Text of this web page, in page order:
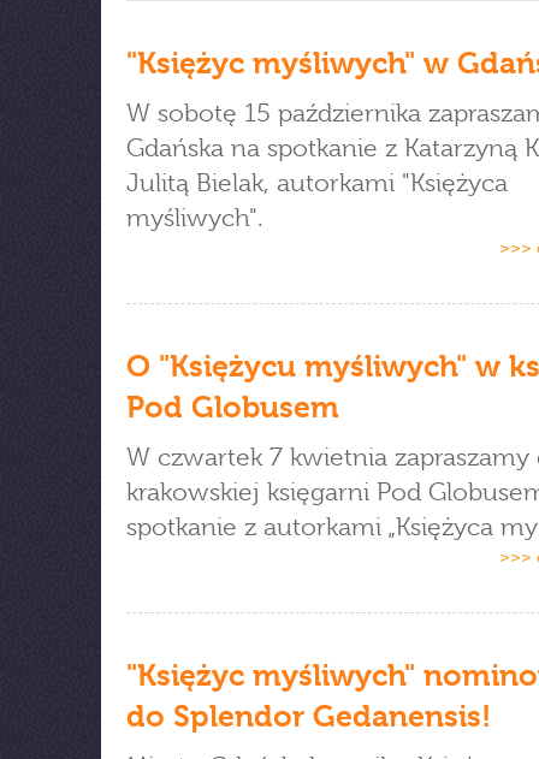
"Księżyc myśliwych" w
W sobotę 15 października
Gdańska na spotkanie z Katarzyną
Julitą Bielak, autorkami "Księżyca
myśliwych".
>>>
O "Księżycu myśliwych" w
Pod Globusem
W czwartek 7 kwietnia zapraszamy
krakowskiej księgarni Pod
spotkanie z autorkami „Księżyca
>>>
"Księżyc myśliwych"
do Splendor Gedanensis!